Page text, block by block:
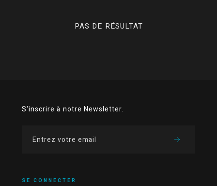
PAS DE RÉSULTAT
S'inscrire à notre Newsletter.
SE CONNECTER